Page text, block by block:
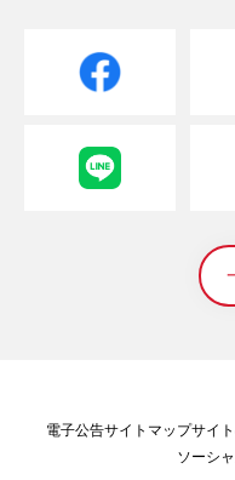
電子公告サイトマップサイ
ソーシ